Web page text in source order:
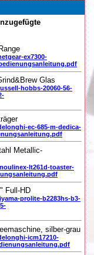
ex7300-
Glas
hobbs-20060-56-
ec-685-m-dedica-
Metallic-
lt261d-toaster-
Full-HD
prolite-b2283hs-b3-
silber-grau
icm17210-